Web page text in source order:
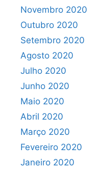
Novembro 2020
Outubro 2020
Setembro 2020
Agosto 2020
Julho 2020
Junho 2020
Maio 2020
Abril 2020
Março 2020
Fevereiro 2020
Janeiro 2020